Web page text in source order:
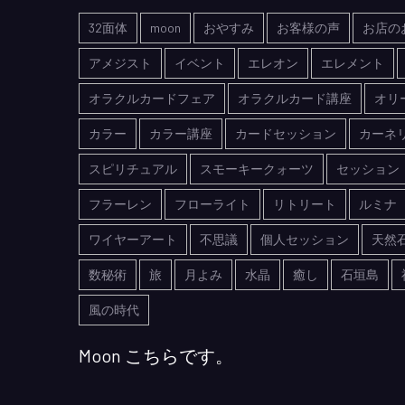
32面体 moon おやすみ お客様の声 お店の
アメジスト イベント エレオン エレメント
オラクルカードフェア オラクルカード講座 オリ
カラー カラー講座 カードセッション カーネ
スピリチュアル スモーキークォーツ セッション
フラーレン フローライト リトリート ルミナ
ワイヤーアート 不思議 個人セッション 天然
数秘術 旅 月よみ 水晶 癒し 石垣島
風の時代
Moon こちらです。